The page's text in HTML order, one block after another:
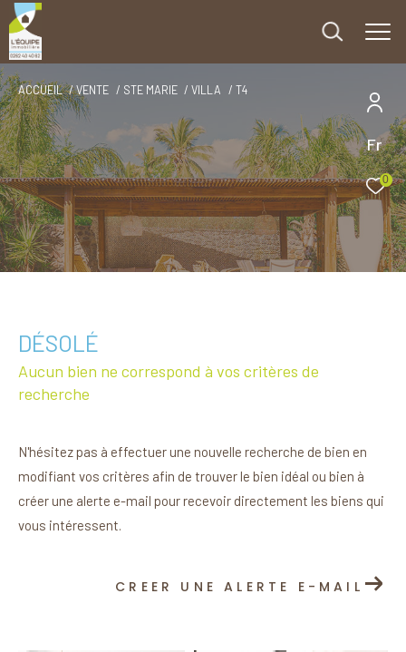
Fr
0
ACCUEIL VENTE STE MARIE VILLA T4
DÉSOLÉ
Aucun bien ne correspond à vos critères de
recherche
N'hésitez pas à effectuer une nouvelle recherche de bien en
modifiant vos critères afin de trouver le bien idéal ou bien à
créer une alerte e-mail pour recevoir directement les biens qui
vous intéressent.
CREER UNE ALERTE E-MAIL